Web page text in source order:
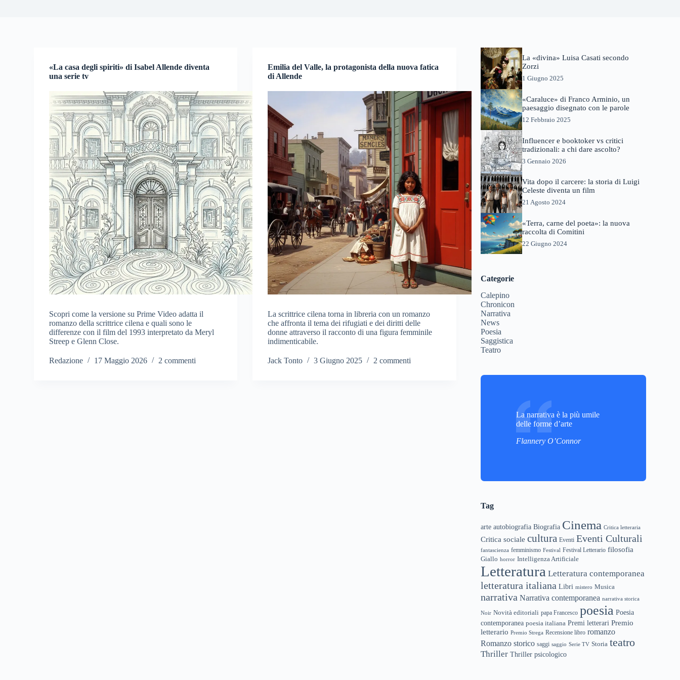
«La casa degli spiriti» di Isabel Allende diventa
una serie tv
Scopri come la versione su Prime Video adatta il
romanzo della scrittrice cilena e quali sono le
differenze con il film del 1993 interpretato da Meryl
Streep e Glenn Close.
Redazione 17 Maggio 2026 2 commenti
Emilia del Valle, la protagonista della nuova fatica
di Allende
La scrittrice cilena torna in libreria con un romanzo
che affronta il tema dei rifugiati e dei diritti delle
donne attraverso il racconto di una figura femminile
indimenticabile.
Jack Tonto 3 Giugno 2025 2 commenti
La «divina» Luisa Casati secondo
Zorzi
1 Giugno 2025
«Caraluce» di Franco Arminio, un
paesaggio disegnato con le parole
12 Febbraio 2025
Influencer e booktoker vs critici
tradizionali: a chi dare ascolto?
3 Gennaio 2026
Vita dopo il carcere: la storia di Luigi
Celeste diventa un film
21 Agosto 2024
«Terra, carne del poeta»: la nuova
raccolta di Comitini
22 Giugno 2024
Categorie
Calepino
Chronicon
Narrativa
News
Poesia
Saggistica
Teatro
La narrativa è la più umile
delle forme d’arte
Flannery O’Connor
Tag
arte autobiografia Biografia Cinema Critica letteraria
Critica sociale cultura Eventi Eventi Culturali
fantascienza femminismo Festival Festival Letterario filosofia
Giallo horror Intelligenza Artificiale
Letteratura Letteratura contemporanea
letteratura italiana Libri mistero Musica
narrativa Narrativa contemporanea narrativa storica
Noir Novità editoriali papa Francesco poesia Poesia
contemporanea poesia italiana Premi letterari Premio
letterario Premio Strega Recensione libro romanzo
Romanzo storico saggi saggio Serie TV Storia teatro
Thriller Thriller psicologico